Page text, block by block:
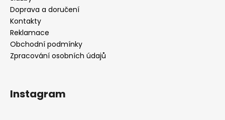
Doprava a doručení
Kontakty
Reklamace
Obchodní podmínky
Zpracování osobních údajů
Instagram